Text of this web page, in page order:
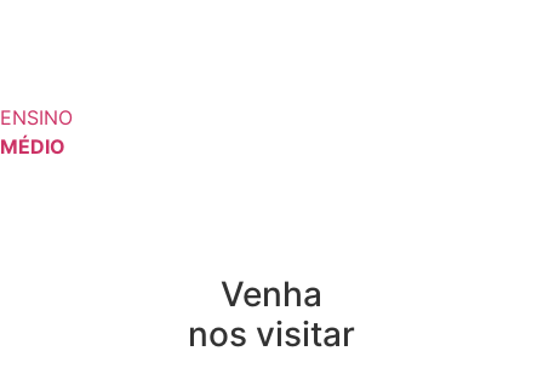
ENSINO
MÉDIO
Venha
nos visitar